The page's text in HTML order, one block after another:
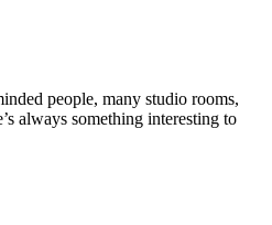
people, many studio rooms,
always something interesting to